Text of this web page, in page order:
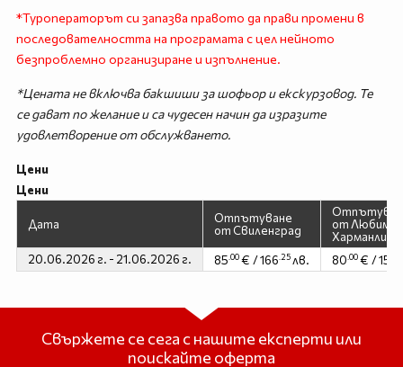
*Туроператорът си запазва правото да прави промени в
последователността на програмата с цел нейното
безпроблемно организиране и изпълнение.
*Цената не включва бакшиши за шофьор и екскурзовод. Те
се дават по желание и са чудесен начин да изразите
удовлетворение от обслужването.
Цени
Цени
Дата
Отпътуване
от Свиленград
от
Харманли
20.06.2026 г. - 21.06.2026 г.
85 .00€ / 166 .25лв. 80 .00€ / 156
Свържете се сега с нашите експерти или
поискайте оферта